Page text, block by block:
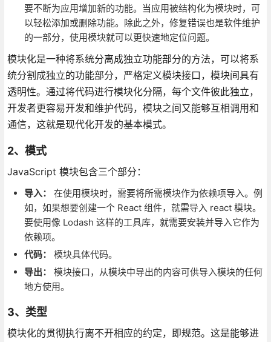
要不断为应用增加新的功能。当应用被结构化为模块时，可
以轻松添加或删除功能。除此之外，修复错误也是软件维护
的一部分，使用模块就可以更快速地定位问题。
模块化是一种将系统分离成独立功能部分的方法，可以将系
统分割成独立的功能部分，严格定义模块接口，模块间具有
透明性。通过将代码进行模块化分隔，每个文件彼此独立，
开发者更容易开发和维护代码，模块之间又能够互相调用和
通信，这就是现代化开发的基本模式。
2、模式
JavaScript 模块包含三个部分：
导入：
在使用模块时，需要将所需模块作为依赖项导入。例
如，如果想要创建一个 React 组件，就需导入 react 模块。
要使用像 Lodash 这样的工具库，就需要安装并导入它作为
依赖项。
代码：
模块具体代码。
导出：
模块接口，从模块中导出的内容可供导入模块的任何
地方使用。
3、类型
模块化的贯彻执行离不开相应的约定，即规范。这是能够进